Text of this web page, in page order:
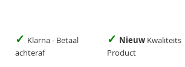
✓ Klarna - Betaal
achteraf
✓ Nieuw Kwaliteits
Product